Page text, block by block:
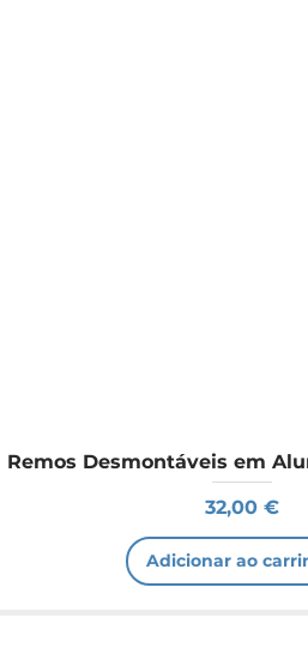
Remos Desmontáveis em
Preço
32,00 €
Adicionar ao